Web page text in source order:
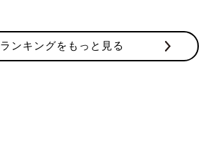
ランキングをもっと見る